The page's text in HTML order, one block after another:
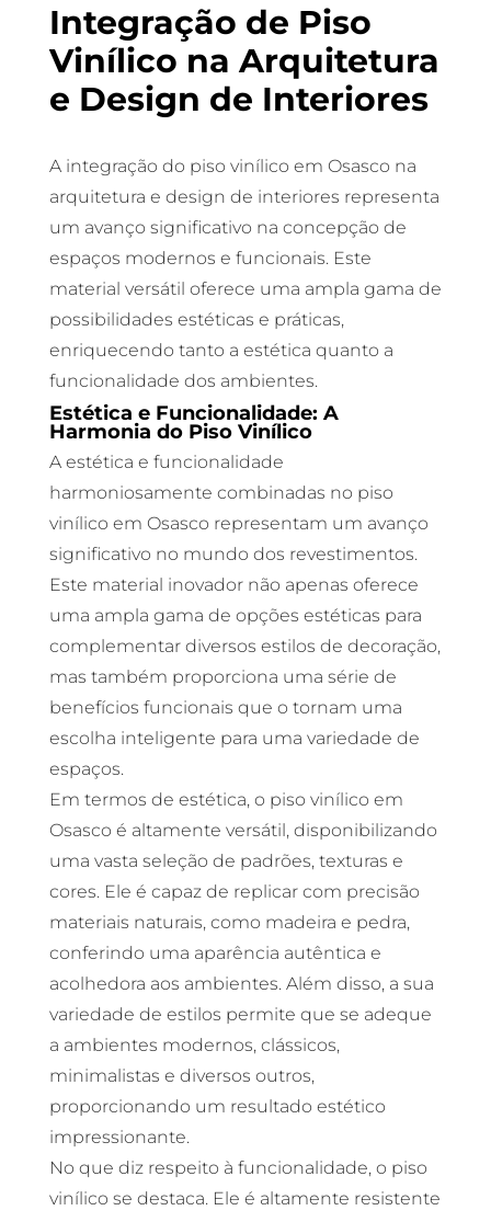
Integração de Piso
Vinílico na Arquitetura
e Design de Interiores
A integração do piso vinílico em Osasco na
arquitetura e design de interiores representa
um avanço significativo na concepção de
espaços modernos e funcionais. Este
material versátil oferece uma ampla gama de
possibilidades estéticas e práticas,
enriquecendo tanto a estética quanto a
funcionalidade dos ambientes.
Estética e Funcionalidade: A
Harmonia do Piso Vinílico
A estética e funcionalidade
harmoniosamente combinadas no piso
vinílico em Osasco representam um avanço
significativo no mundo dos revestimentos.
Este material inovador não apenas oferece
uma ampla gama de opções estéticas para
complementar diversos estilos de decoração,
mas também proporciona uma série de
benefícios funcionais que o tornam uma
escolha inteligente para uma variedade de
espaços.
Em termos de estética, o piso vinílico em
Osasco é altamente versátil, disponibilizando
uma vasta seleção de padrões, texturas e
cores. Ele é capaz de replicar com precisão
materiais naturais, como madeira e pedra,
conferindo uma aparência autêntica e
acolhedora aos ambientes. Além disso, a sua
variedade de estilos permite que se adeque
a ambientes modernos, clássicos,
minimalistas e diversos outros,
proporcionando um resultado estético
impressionante.
No que diz respeito à funcionalidade, o piso
vinílico se destaca. Ele é altamente resistente